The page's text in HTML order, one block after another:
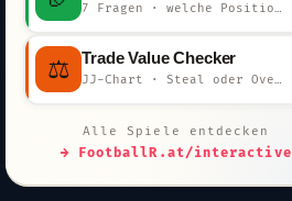
7 Fragen · welche Position bist du?
⚖️ Trade Value Checker
JJ-Chart · Steal oder Overpay?
Alle Spiele entdecken
→ FootballR.at/interactive